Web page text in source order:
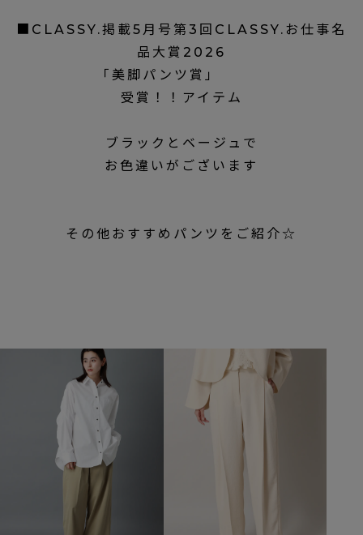
■CLASSY.掲載5月号第3回CLASSY.お仕事名
品大賞2026
「美脚パンツ賞」
受賞！！アイテム
ブラックとベージュで
お色違いがございます
その他おすすめパンツをご紹介☆